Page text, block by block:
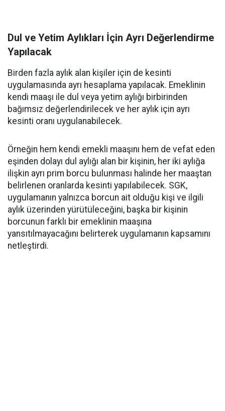
Dul ve Yetim Aylıkları İçin Ayrı Değerlendirme
Yapılacak
Birden fazla aylık alan kişiler için de kesinti
uygulamasında ayrı hesaplama yapılacak. Emeklinin
kendi maaşı ile dul veya yetim aylığı birbirinden
bağımsız değerlendirilecek ve her aylık için ayrı
kesinti oranı uygulanabilecek.
Örneğin hem kendi emekli maaşını hem de vefat eden
eşinden dolayı dul aylığı alan bir kişinin, her iki aylığa
ilişkin ayrı prim borcu bulunması halinde her maaştan
belirlenen oranlarda kesinti yapılabilecek. SGK,
uygulamanın yalnızca borcun ait olduğu kişi ve ilgili
aylık üzerinden yürütüleceğini, başka bir kişinin
borcunun farklı bir emeklinin maaşına
yansıtılmayacağını belirterek uygulamanın kapsamını
netleştirdi.